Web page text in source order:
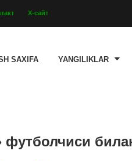
Х-сайт
SAXIFA YANGILIKLAR
футболчиси